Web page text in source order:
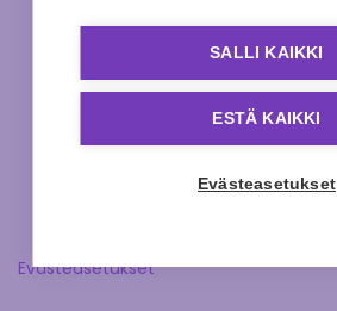
Evästeasetukset
SALLI KAIKKI
ESTÄ KAIKKI
Evästeasetukset